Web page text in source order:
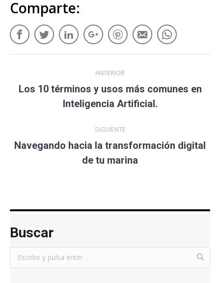
Comparte:
ANTERIOR
Los 10 términos y usos más comunes en
Inteligencia Artificial.
SIGUIENTE
Navegando hacia la transformación digital
de tu marina
Buscar